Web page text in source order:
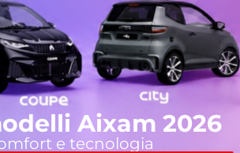
Aixam 2026
e tecnologia